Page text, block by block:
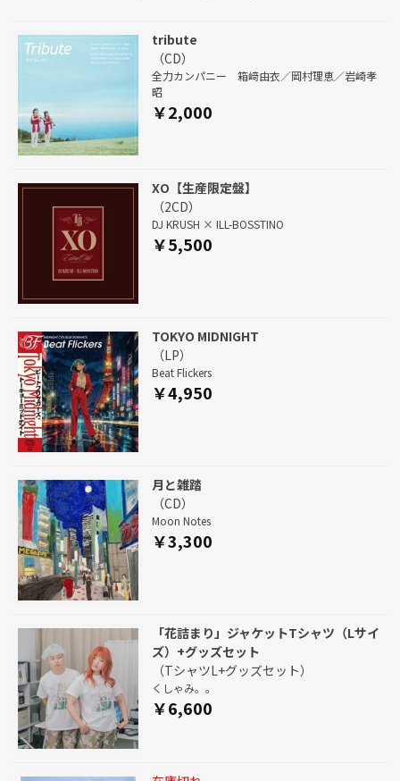
tribute
（CD）
全力カンパニー 箱﨑由衣／岡村理恵／岩崎孝
昭
￥2,000
XO【生産限定盤】
（2CD）
DJ KRUSH × ILL-BOSSTINO
￥5,500
TOKYO MIDNIGHT
（LP）
Beat Flickers
￥4,950
月と雑踏
（CD）
Moon Notes
￥3,300
「花詰まり」ジャケットTシャツ（Lサイ
ズ）+グッズセット
（TシャツL+グッズセット）
くしゃみ。。
￥6,600